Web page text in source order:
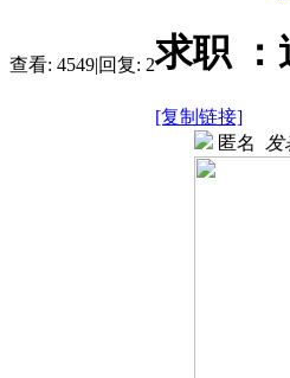
查看: 4549|回复: 2求职 ：
[复制链接]
匿名 发